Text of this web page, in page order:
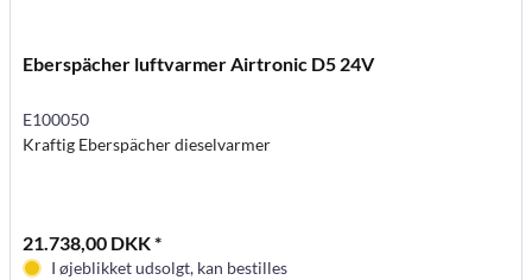
Eberspächer luftvarmer Airtronic D5 24V
E100050
Kraftig Eberspächer dieselvarmer
21.738,00 DKK *
I øjeblikket udsolgt, kan bestilles